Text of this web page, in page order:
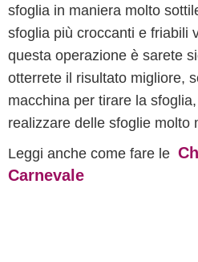
sfoglia in maniera molto
sfoglia più croccanti e friabili
questa operazione è sarete
otterrete il risultato migliore,
macchina per tirare la
realizzare delle sfoglie molto
Leggi anche come fare le
Carnevale